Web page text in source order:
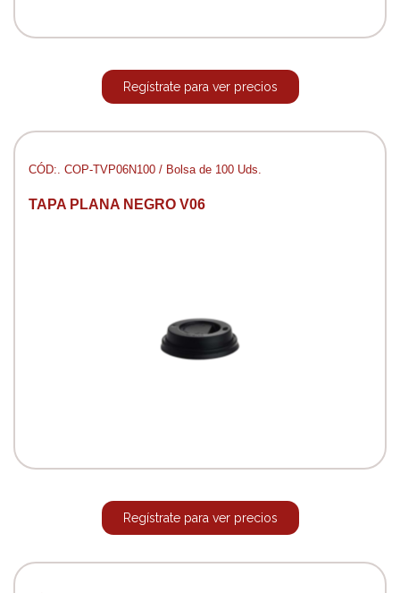
Regístrate para ver precios
CÓD:. COP-TVP06N100 / Bolsa de 100 Uds.
TAPA PLANA NEGRO V06
Regístrate para ver precios